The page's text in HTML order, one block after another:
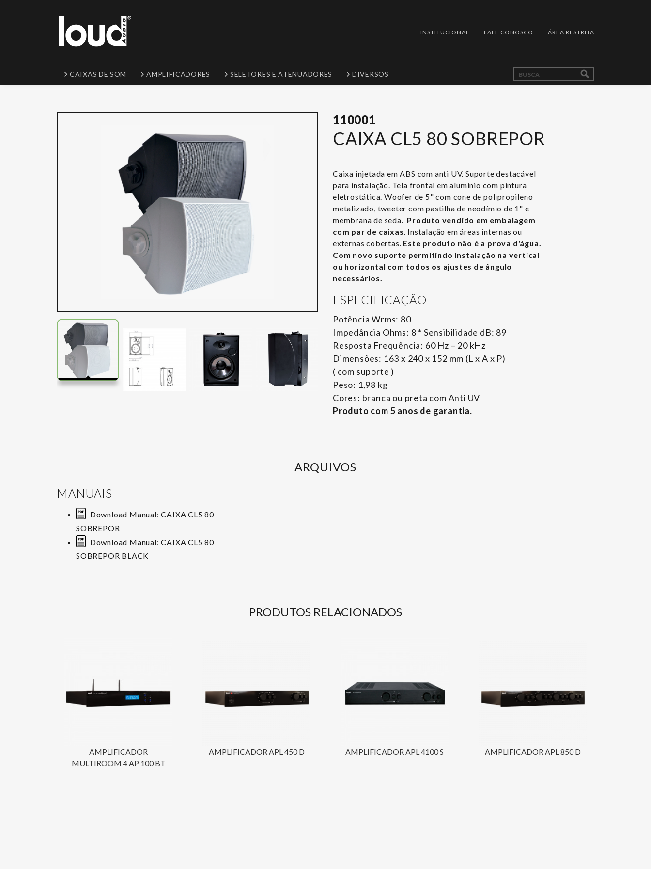
INSTITUCIONAL FALE CONOSCO ÁREA RESTRITA
CAIXAS DE SOM AMPLIFICADORES SELETORES E ATENUADORES DIVERSOS
110001
CAIXA CL5 80 SOBREPOR
Caixa injetada em ABS com anti UV. Suporte destacável
para instalação. Tela frontal em alumínio com pintura
eletrostática. Woofer de 5" com cone de polipropileno
metalizado, tweeter com pastilha de neodímio de 1" e
membrana de seda. Produto vendido em embalagem
com par de caixas. Instalação em áreas internas ou
externas cobertas. Este produto não é a prova d'água.
Com novo suporte permitindo instalação na vertical
ou horizontal com todos os ajustes de ângulo
necessários.
ESPECIFICAÇÃO
Potência Wrms: 80
Impedância Ohms: 8 * Sensibilidade dB: 89
Resposta Frequência: 60 Hz – 20 kHz
Dimensões: 163 x 240 x 152 mm (L x A x P)
( com suporte )
Peso: 1,98 kg
Cores: branca ou preta com Anti UV
Produto com 5 anos de garantia.
ARQUIVOS
MANUAIS
Download Manual: CAIXA CL5 80
SOBREPOR
Download Manual: CAIXA CL5 80
SOBREPOR BLACK
PRODUTOS RELACIONADOS
AMPLIFICADOR
MULTIROOM 4 AP 100 BT
AMPLIFICADOR APL 450 D AMPLIFICADOR APL 4100 S AMPLIFICADOR APL 850 D